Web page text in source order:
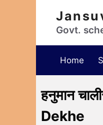
Govt.
Home
हनुमान
Dekhe